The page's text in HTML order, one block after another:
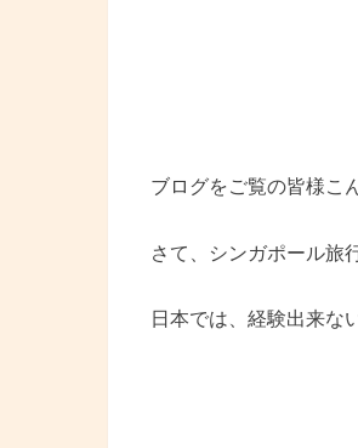
ブログをご覧の皆様こ
さて、シンガポール旅
日本では、経験出来な